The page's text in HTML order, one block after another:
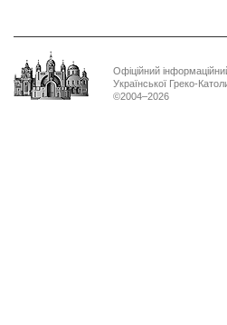
Офіційний
Української Греко-
©2004–2026